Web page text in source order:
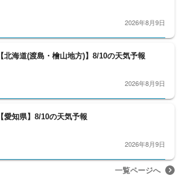
2026年8月9日
【北海道(渡島・檜山地方)】8/10の天気予報
2026年8月9日
【愛知県】8/10の天気予報
2026年8月9日
一覧ページへ